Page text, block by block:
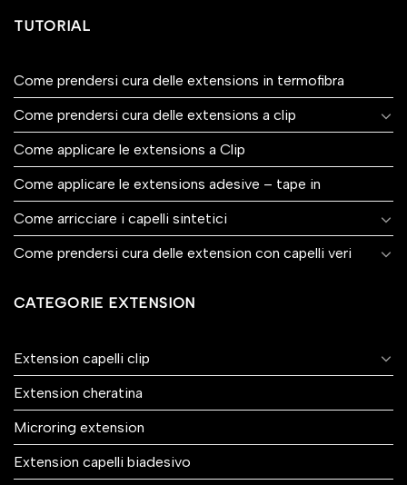
TUTORIAL
Come prendersi cura delle extensions in termofibra
Come prendersi cura delle extensions a clip
Come applicare le extensions a Clip
Come applicare le extensions adesive – tape in
Come arricciare i capelli sintetici
Come prendersi cura delle extension con capelli veri
CATEGORIE EXTENSION
Extension capelli clip
Extension cheratina
Microring extension
Extension capelli biadesivo